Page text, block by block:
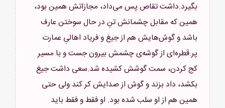
بگیرد.داشت تقاص پس می‌داد، مجازاتش همین بود،
همین که مقابل چشمانش تنِ در حال سوختن عارف
باشد و گوش‌هایش هم از جیغ و فریاد اهالیِ عمارت
پر.قطره‌ای از گوشه‌ی چشمش بیرون جست و با مسیر
کج کردن، سمت گوشش کشیده شد.سعی داشت جیغ
بکشد، داد بزند و گوش از صدایش کر کند ولی حتی
همین هم از او سلب شده بود. او فقط و فقط باید